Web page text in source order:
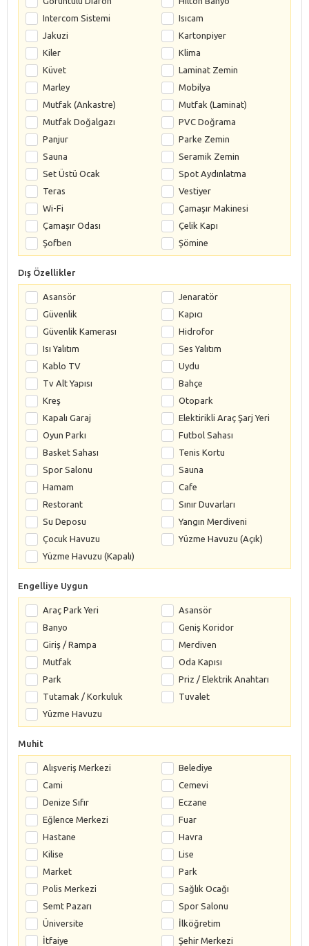
Intercom Sistemi
Isıcam
Jakuzi
Kartonpiyer
Kiler
Klima
Küvet
Laminat Zemin
Marley
Mobilya
Mutfak (Ankastre)
Mutfak (Laminat)
Mutfak Doğalgazı
PVC Doğrama
Panjur
Parke Zemin
Sauna
Seramik Zemin
Set Üstü Ocak
Spot Aydınlatma
Teras
Vestiyer
Wi-Fi
Çamaşır Makinesi
Çamaşır Odası
Çelik Kapı
Şofben
Şömine
Dış Özellikler
Asansör
Jenaratör
Güvenlik
Kapıcı
Güvenlik Kamerası
Hidrofor
Isı Yalıtım
Ses Yalıtım
Kablo TV
Uydu
Tv Alt Yapısı
Bahçe
Kreş
Otopark
Kapalı Garaj
Elektirikli Araç Şarj Yeri
Oyun Parkı
Futbol Sahası
Basket Sahası
Tenis Kortu
Spor Salonu
Sauna
Hamam
Cafe
Restorant
Sınır Duvarları
Su Deposu
Yangın Merdiveni
Çocuk Havuzu
Yüzme Havuzu (Açık)
Yüzme Havuzu (Kapalı)
Engelliye Uygun
Araç Park Yeri
Asansör
Banyo
Geniş Koridor
Giriş / Rampa
Merdiven
Mutfak
Oda Kapısı
Park
Priz / Elektrik Anahtarı
Tutamak / Korkuluk
Tuvalet
Yüzme Havuzu
Muhit
Alışveriş Merkezi
Belediye
Cami
Cemevi
Denize Sıfır
Eczane
Eğlence Merkezi
Fuar
Hastane
Havra
Kilise
Lise
Market
Park
Polis Merkezi
Sağlık Ocağı
Semt Pazarı
Spor Salonu
Üniversite
İlköğretim
İtfaiye
Şehir Merkezi